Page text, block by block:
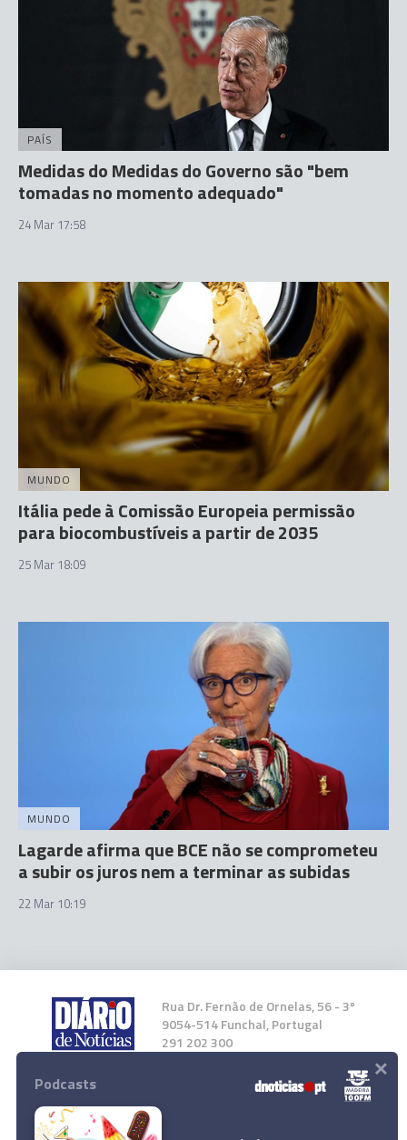
PAÍS
Medidas do Medidas do Governo são "bem
tomadas no momento adequado"
24 Mar 17:58
MUNDO
Itália pede à Comissão Europeia permissão
para biocombustíveis a partir de 2035
25 Mar 18:09
MUNDO
Lagarde afirma que BCE não se comprometeu
a subir os juros nem a terminar as subidas
22 Mar 10:19
Rua Dr. Fernão de Ornelas, 56 - 3º
9054-514 Funchal, Portugal
291 202 300
Instale a nossa App
Podcasts ×